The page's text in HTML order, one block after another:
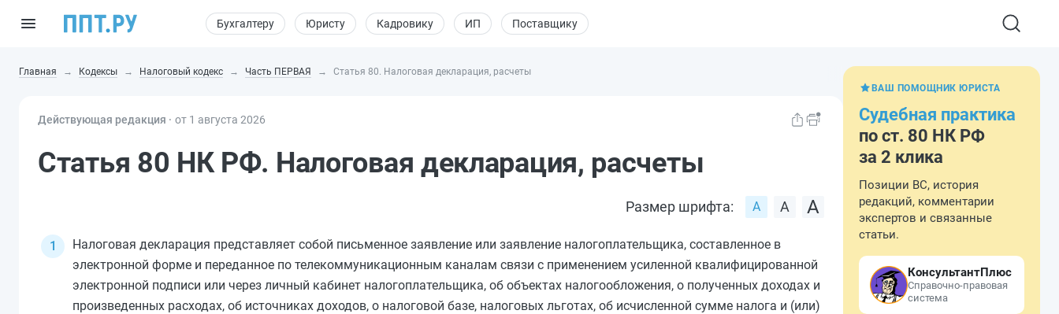
Бухгалтеру Юристу Кадровику ИП Поставщику
Главная Кодексы Налоговый кодекс Часть ПЕРВАЯ Статья 80. Налоговая декларация, расчеты
Действующая редакция ⸱ от 1 августа 2026
Статья 80 НК РФ. Налоговая декларация, расчеты
Размер шрифта:
Налоговая декларация представляет собой письменное заявление или заявление налогоплательщика, составленное в
электронной форме и переданное по телекоммуникационным каналам связи с применением усиленной квалифицированной
электронной подписи или через личный кабинет налогоплательщика, об объектах налогообложения, о полученных доходах и
произведенных расходах, об источниках доходов, о налоговой базе, налоговых льготах, об исчисленной сумме налога и (или)
ВАШ ПОМОЩНИК ЮРИСТА
Судебная практика
по ст. 80 НК РФ
за 2 клика
Позиции ВС, история
редакций, комментарии
экспертов и связанные
статьи.
КонсультантПлюс
Справочно-правовая
система